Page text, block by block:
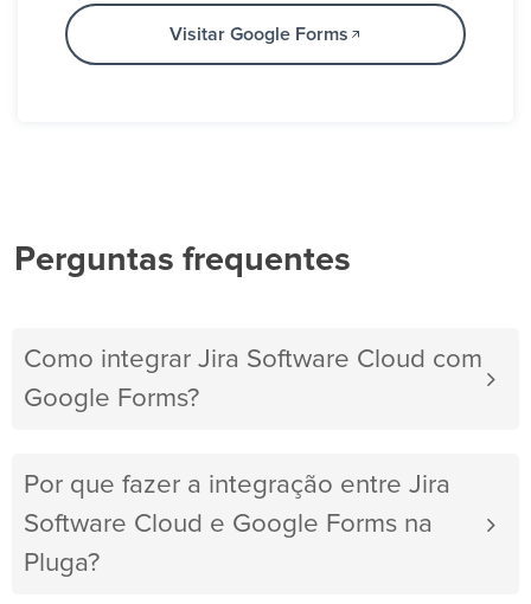
Visitar Google Forms
Perguntas frequentes
Como integrar Jira Software Cloud com
Google Forms?
Por que fazer a integração entre Jira
Software Cloud e Google Forms na
Pluga?